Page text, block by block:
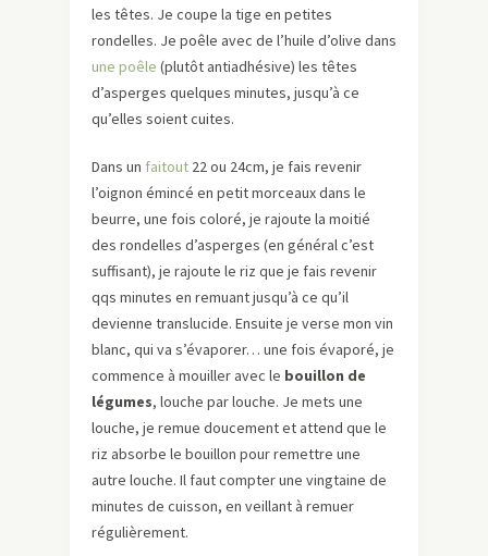
les têtes. Je coupe la tige en petites
rondelles. Je poêle avec de l’huile d’olive dans
une poêle (plutôt antiadhésive) les têtes
d’asperges quelques minutes, jusqu’à ce
qu’elles soient cuites.
Dans un faitout 22 ou 24cm, je fais revenir
l’oignon émincé en petit morceaux dans le
beurre, une fois coloré, je rajoute la moitié
des rondelles d’asperges (en général c’est
suffisant), je rajoute le riz que je fais revenir
qqs minutes en remuant jusqu’à ce qu’il
devienne translucide. Ensuite je verse mon vin
blanc, qui va s’évaporer… une fois évaporé, je
commence à mouiller avec le bouillon de
légumes, louche par louche. Je mets une
louche, je remue doucement et attend que le
riz absorbe le bouillon pour remettre une
autre louche. Il faut compter une vingtaine de
minutes de cuisson, en veillant à remuer
régulièrement.